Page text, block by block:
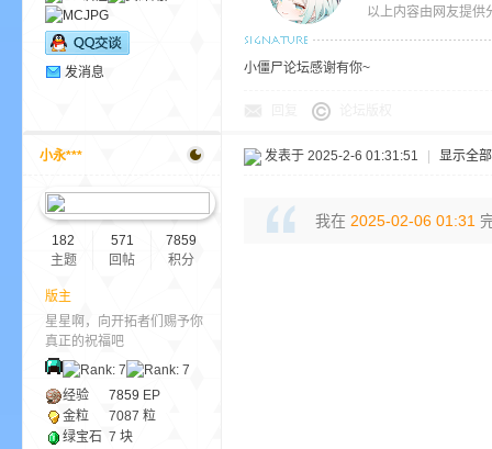
发消息
以上内容由网友提供
小僵尸论坛感谢有你~
小永***
182
主题
571
回帖
7859
积分
版主
星星啊，向开拓者们赐予你
真正的祝福吧
经验 7859 EP
金粒
7087 粒
绿宝石 7 块
发表于 2025-2-6 01:31:51 显示全
我在 2025-02-06 01:31